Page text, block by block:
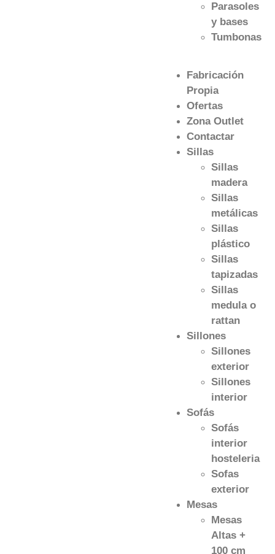
Parasoles
y bases
Tumbonas
Fabricación
Propia
Ofertas
Zona Outlet
Contactar
Sillas
Sillas
madera
Sillas
metálicas
Sillas
plástico
Sillas
tapizadas
Sillas
medula o
rattan
Sillones
Sillones
exterior
Sillones
interior
Sofás
Sofás
interior
hosteleria
Sofas
exterior
Mesas
Mesas
Altas +
100 cm